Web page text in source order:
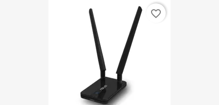
favorite_border